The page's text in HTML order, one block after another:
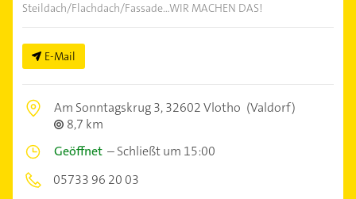
Steildach/Flachdach/Fassade...WIR MACHEN DAS!
E-Mail
Am Sonntagskrug 3,32602 Vlotho (Valdorf)
8,7 km
Geöffnet –Schließt um 15:00
05733 96 20 03